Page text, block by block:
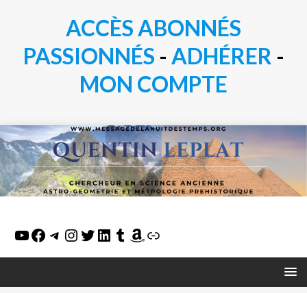
ACCÈS ABONNÉS
PASSIONNÉS - ADHÉRER -
MON COMPTE